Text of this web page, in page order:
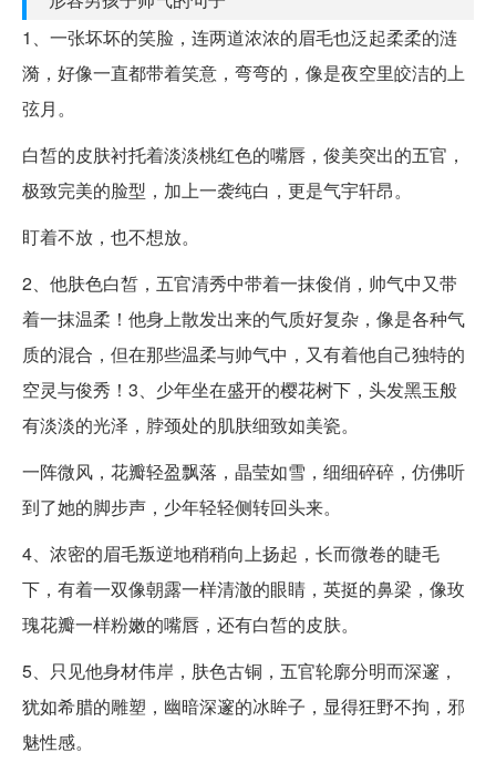
1、一张坏坏的笑脸，连两道浓浓的眉毛也泛起柔柔的涟
漪，好像一直都带着笑意，弯弯的，像是夜空里皎洁的上
弦月。
白皙的皮肤衬托着淡淡桃红色的嘴唇，俊美突出的五官，
极致完美的脸型，加上一袭纯白，更是气宇轩昂。
盯着不放，也不想放。
2、他肤色白皙，五官清秀中带着一抹俊俏，帅气中又带
着一抹温柔！他身上散发出来的气质好复杂，像是各种气
质的混合，但在那些温柔与帅气中，又有着他自己独特的
空灵与俊秀！3、少年坐在盛开的樱花树下，头发黑玉般
有淡淡的光泽，脖颈处的肌肤细致如美瓷。
一阵微风，花瓣轻盈飘落，晶莹如雪，细细碎碎，仿佛听
到了她的脚步声，少年轻轻侧转回头来。
4、浓密的眉毛叛逆地稍稍向上扬起，长而微卷的睫毛
下，有着一双像朝露一样清澈的眼睛，英挺的鼻梁，像玫
瑰花瓣一样粉嫩的嘴唇，还有白皙的皮肤。
5、只见他身材伟岸，肤色古铜，五官轮廓分明而深邃，
犹如希腊的雕塑，幽暗深邃的冰眸子，显得狂野不拘，邪
魅性感。